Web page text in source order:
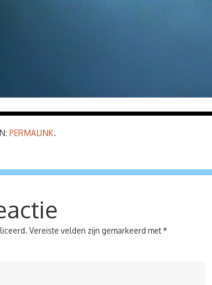
PERMALINK.
Vereiste velden zijn gemarkeerd met*